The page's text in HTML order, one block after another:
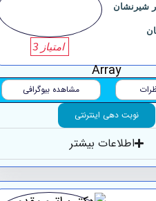
شیرنشان
امتیاز 3
Array
مشاهده بیوگرافی
نوبت دهی اینترنتی
اطلاعات بیشتر